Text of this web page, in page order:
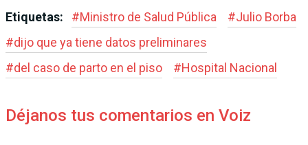
Etiquetas: #Ministro de Salud Pública #Julio Borba
#dijo que ya tiene datos preliminares
#del caso de parto en el piso #Hospital Nacional
Déjanos tus comentarios en Voiz